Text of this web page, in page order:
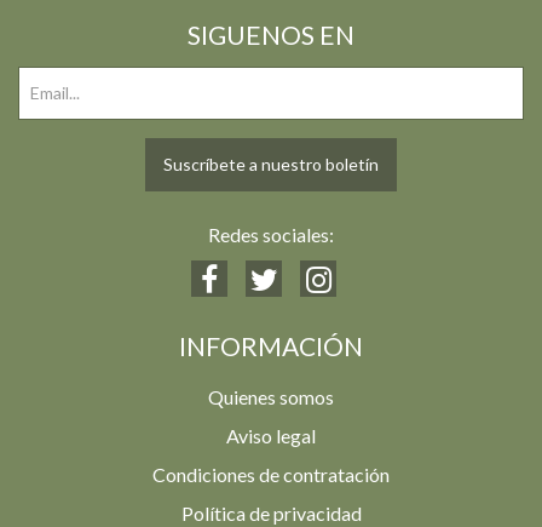
SIGUENOS EN
Suscríbete a nuestro boletín
Redes sociales:
INFORMACIÓN
Quienes somos
Aviso legal
Condiciones de contratación
Política de privacidad